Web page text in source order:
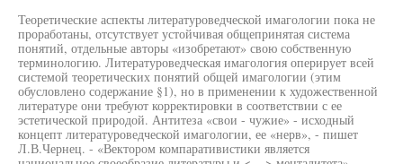
Теоретические аспекты литературоведческой имагологии пока не
проработаны, отсутствует устойчивая общепринятая система
понятий, отдельные авторы «изобретают» свою собственную
терминологию. Литературоведческая имагология оперирует всей
системой теоретических понятий общей имагологии (этим
обусловлено содержание §1), но в применении к художественной
литературе они требуют корректировки в соответствии с ее
эстетической природой. Антитеза «свои - чужие» - исходный
концепт литературоведческой имагологии, ее «нерв», - пишет
Л.В.Чернец. - «Вектором компаративистики является